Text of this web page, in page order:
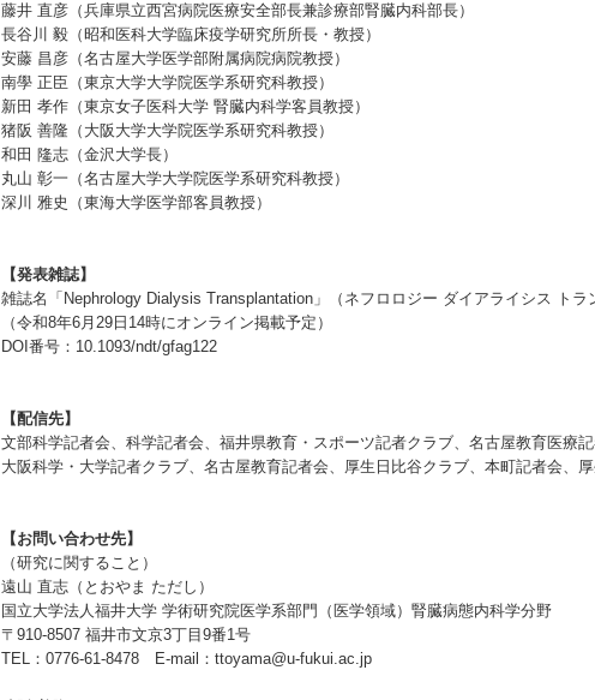
藤井 直彦（兵庫県立西宮病院医療安全部長兼診療部腎臓内科部長）
長谷川 毅（昭和医科大学臨床疫学研究所所長・教授）
安藤 昌彦（名古屋大学医学部附属病院病院教授）
南學 正臣（東京大学大学院医学系研究科教授）
新田 孝作（東京女子医科大学 腎臓内科学客員教授）
猪阪 善隆（大阪大学大学院医学系研究科教授）
和田 隆志（金沢大学長）
丸山 彰一（名古屋大学大学院医学系研究科教授）
深川 雅史（東海大学医学部客員教授）
【発表雑誌】
雑誌名「Nephrology Dialysis Transplantation」（ネフロロジー ダイアライシス トラ
（令和8年6月29日14時にオンライン掲載予定）
DOI番号：10.1093/ndt/gfag122
【配信先】
文部科学記者会、科学記者会、福井県教育・スポーツ記者クラブ、名古屋教育医療記
大阪科学・大学記者クラブ、名古屋教育記者会、厚生日比谷クラブ、本町記者会、
【お問い合わせ先】
（研究に関すること）
遠山 直志（とおやま ただし）
国立大学法人福井大学 学術研究院医学系部門（医学領域）腎臓病態内科学分野
〒910-8507 福井市文京3丁目9番1号
TEL：0776-61-8478 E-mail：ttoyama@u-fukui.ac.jp